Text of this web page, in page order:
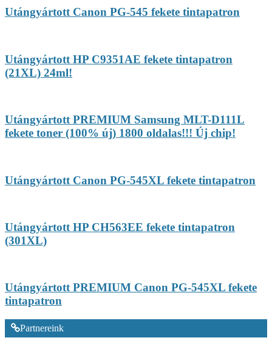
Utángyártott Canon PG-545 fekete tintapatron
Utángyártott HP C9351AE fekete tintapatron
(21XL) 24ml!
Utángyártott PREMIUM Samsung MLT-D111L
fekete toner (100% új) 1800 oldalas!!! Új chip!
Utángyártott Canon PG-545XL fekete tintapatron
Utángyártott HP CH563EE fekete tintapatron
(301XL)
Utángyártott PREMIUM Canon PG-545XL fekete
tintapatron
Partnereink